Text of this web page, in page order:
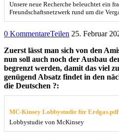
Unsere neue Recherche beleuchtet ein
Freundschaftsnetzwerk rund um die
0 KommentareTeilen 25. Februar
Zuerst lässt man sich von den
nun soll auch noch der Ausbau
begrenzt werden, damit das viel
genügend Absatz findet in den
die Deutschen ?:
MC-Kinsey Lobbystudie für Erdgas.pdf
Lobbystudie von McKinsey